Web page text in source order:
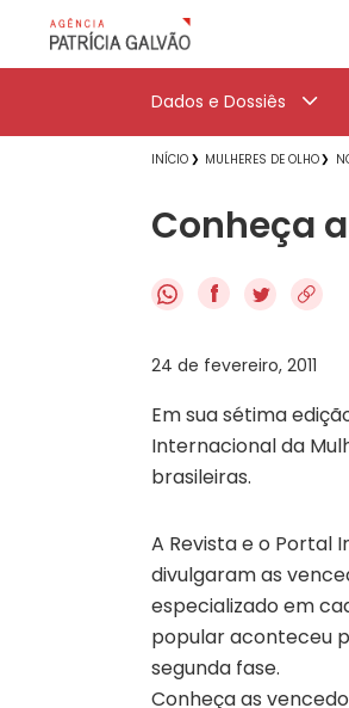
Dados e Dossiês
INÍCIO MULHERES DE OLHO
Conheça
f
24 de fevereiro, 2011
Em sua sétima
Internacional da
brasileiras.
A Revista e o Portal
divulgaram as
especializado em
popular aconteceu
segunda fase.
Conheça as